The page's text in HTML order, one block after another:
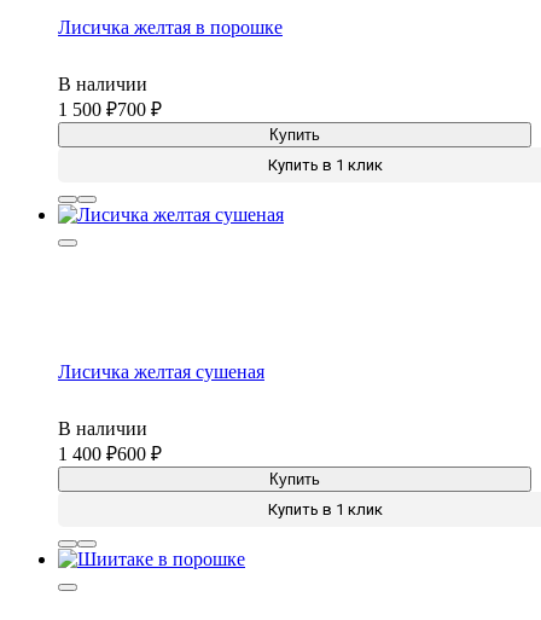
Лисичка желтая в порошке
В наличии
1 500
700
Купить
Купить в 1 клик
Лисичка желтая сушеная
В наличии
1 400
600
Купить
Купить в 1 клик